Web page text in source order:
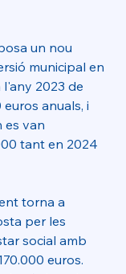
un nou
municipal en
l'any 2023 de
anuals, i
es van
tant en 2024
torna a
per les
social amb
euros.